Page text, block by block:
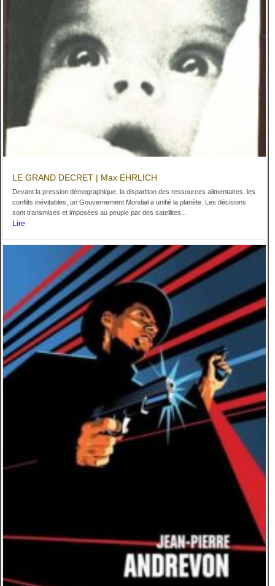
LE GRAND DECRET | Max EHRLICH
Devant la pression démographique, la disparition des ressources alimentaires, les
conflits inévitables, un Gouvernement Mondial a unifié la planète. Les décisions
sont transmises et imposées au peuple par des satellites...
Lire